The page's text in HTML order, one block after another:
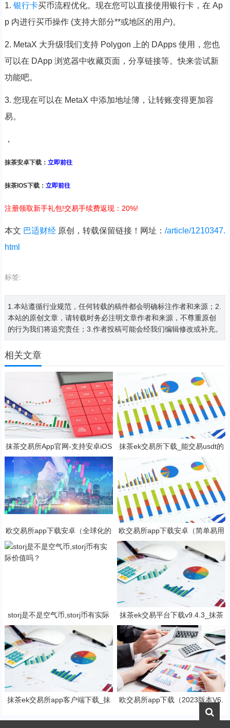
1. 银行卡买币流程优化。现在您可以直接使用银行卡，在 Ap
p 内进行买币操作 (支持大部分**或地区的用户)。
2. MetaX 大升级!我们支持 Polygon 上的 DApps 使用，您也
可以在 DApp 浏览器中收藏页面，分享链接等。快来尝试新
功能吧。
3. 您现在可以在 MetaX 中添加地址簿，让转账变得更加容
易。
，
抹茶安卓下载： 立即前往
抹茶IOS下载： 立即前往
注册领取新手礼包!交易手续费返现：20%!
本文 巴适财经原创，转载保留链接！网址： /article/1210347.
html
标签:
1.本站遵循行业规范，任何转载的稿件都会明确标注作者和来源；2.
本站的原创文章，请转载时务必注明文章作者和来源，不尊重原创
的行为我们将追究责任；3.作者投稿可能会经我们编辑修改或补充。
相关文章
抹茶交易所App官网-支持安卓iOS
官方下载应用平台
抹茶ek交易所下载_能交易usdt的
欧交易所app下载安卓（全球化的
欧交易所app下载安卓（简单易用
的数字货币交易app）
storj是不是空气币,storj币有实际
价值吗？
抹茶ek交易平台下载v9.4.3_抹茶
交易软件免费下载
抹茶ek交易所app客户端下载_抹
欧交易所app下载（2023版本V6.
4.4）_欧交易所安装包